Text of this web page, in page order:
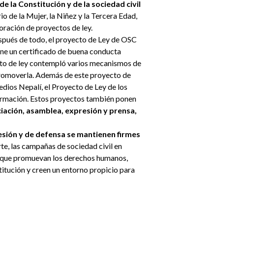
la Constitución y de la sociedad civil
de la Mujer, la Niñez y la Tercera Edad,
de proyectos de ley.
de todo, el proyecto de Ley de OSC
un certificado de buena conducta
de ley contempló varios mecanismos de
Además de este proyecto de
Nepalí, el Proyecto de Ley de los
Estos proyectos también ponen
asamblea, expresión y prensa,
y de defensa se mantienen firmes
las campañas de sociedad civil en
promuevan los derechos humanos,
y creen un entorno propicio para